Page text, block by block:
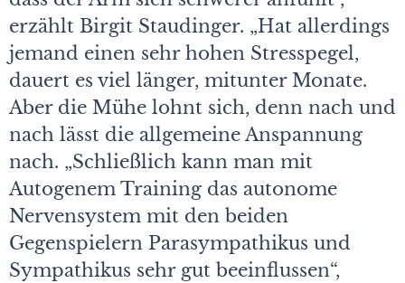
erzählt Birgit Staudinger. „Hat allerdings
jemand einen sehr hohen Stresspegel,
dauert es viel länger, mitunter Monate.
Aber die Mühe lohnt sich, denn nach und
nach lässt die allgemeine Anspannung
nach. „Schließlich kann man mit
Autogenem Training das autonome
Nervensystem mit den beiden
Gegenspielern Parasympathikus und
Sympathikus sehr gut beeinflussen“,